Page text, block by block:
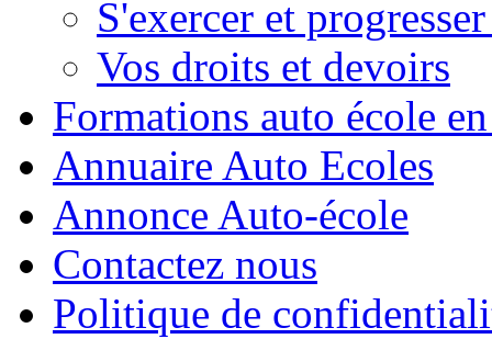
S'exercer et
Vos droits et devoirs
Formations auto école
Annuaire Auto Ecoles
Annonce Auto-école
Contactez nous
Politique de